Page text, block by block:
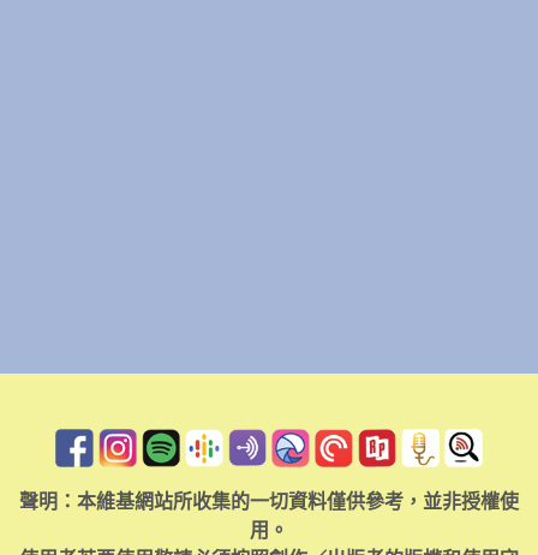
聲明：本維基網站所收集的一切資料僅供參考，並非授權使
用。